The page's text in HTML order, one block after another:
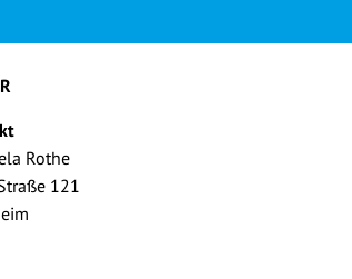
Rothe
121